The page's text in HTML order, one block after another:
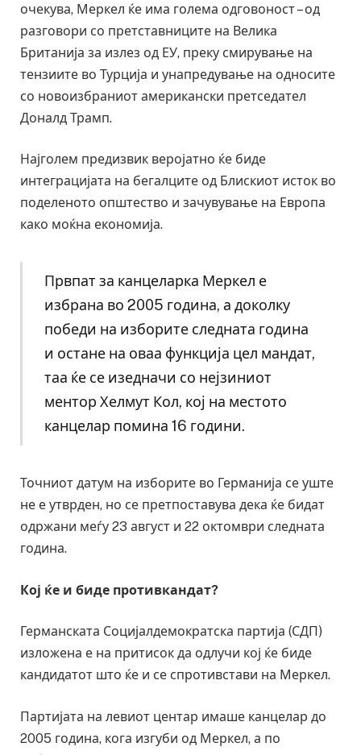
очекува, Меркел ќе има голема одговоност – од
разговори со претставниците на Велика
Британија за излез од ЕУ, преку смирување на
тензиите во Турција и унапредување на односите
со новоизбраниот американски претседател
Доналд Трамп.
Најголем предизвик веројатно ќе биде
интеграцијата на бегалците од Блискиот исток во
поделеното општество и зачувување на Европа
како моќна економија.
Првпат за канцеларка Меркел е
избрана во 2005 година, а доколку
победи на изборите следната година
и остане на оваа функција цел мандат,
таа ќе се изедначи со нејзиниот
ментор Хелмут Кол, кој на местото
канцелар помина 16 години.
Точниот датум на изборите во Германија се уште
не е утврден, но се претпоставува дека ќе бидат
одржани меѓу 23 август и 22 октомври следната
година.
Кој ќе и биде противкандат?
Германската Социјалдемократска партија (СДП)
изложена е на притисок да одлучи кој ќе биде
кандидатот што ќе и се спротивстави на Меркел.
Партијата на левиот центар имаше канцелар до
2005 година, кога изгуби од Меркел, а по